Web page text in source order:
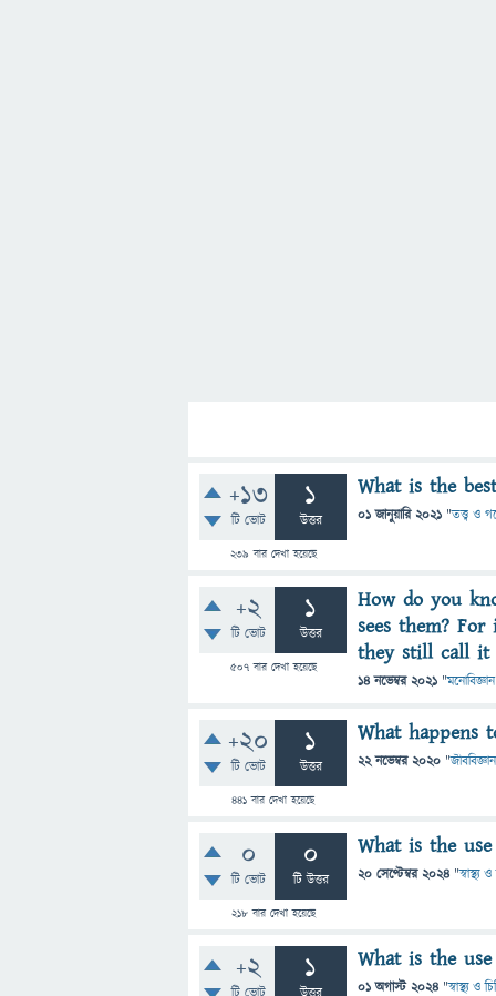
+13
টি ভোট
1
উত্তর
239 বার দেখা হয়েছে
What is the
01 জানুয়ারি 2021 "তত্ত্ব ও
+2
টি ভোট
1
উত্তর
507বার দেখা হয়েছে
How do you
sees them?
they still call it
14 নভেম্বর 2021 "মনোবিজ্ঞান
+20
টি ভোট
1
উত্তর
441 বার দেখা হয়েছে
What happens
22 নভেম্বর 2020 "জীববিজ্ঞান
0
টি ভোট
0
টি উত্তর
218বার দেখা হয়েছে
What is the
20 সেপ্টেম্বর 2024 "স্বাস্থ্য
+2 1 What is the
01 অগাস্ট 2024 "স্বাস্থ্য ও